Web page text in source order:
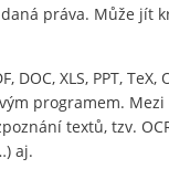
práva. Může jít
DOC, XLS, PPT, TeX,
programem.
textů, tzv.
aj.